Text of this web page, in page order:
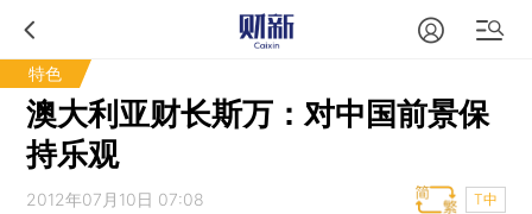
特色
澳大利亚财长斯万：对中国前景保
持乐观
2012年07月10日 07:08 T中